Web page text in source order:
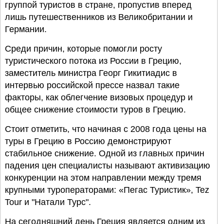
группой туристов в стране, пропустив вперед
лишь путешественников из Великобритании и
Германии.
Среди причин, которые помогли росту
туристического потока из России в Грецию,
заместитель министра Георг Гикитиадис в
интервью российской прессе назвал такие
факторы, как облегчение визовых процедур и
общее снижение стоимости туров в Грецию.
Стоит отметить, что начиная с 2008 года цены на
туры в Грецию в Россию демонстрируют
стабильное снижение. Одной из главных причин
падения цен специалисты называют активизацию
конкуренции на этом направлении между тремя
крупными туроператорами: «Пегас Туристик», Tez
Tour и "Натали Турс".
На сегодняшний день Греция является одним из